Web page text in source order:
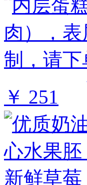
￥ 251